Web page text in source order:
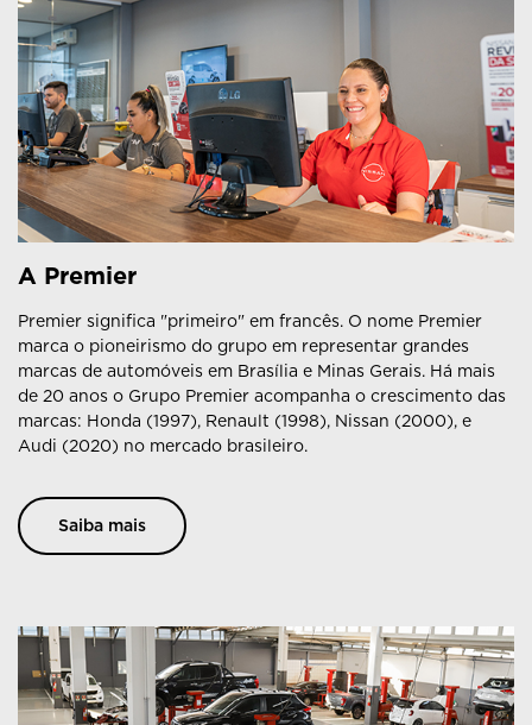
A Premier
Premier significa "primeiro" em francês. O nome Premier
marca o pioneirismo do grupo em representar grandes
marcas de automóveis em Brasília e Minas Gerais. Há mais
de 20 anos o Grupo Premier acompanha o crescimento das
marcas: Honda (1997), Renault (1998), Nissan (2000), e
Audi (2020) no mercado brasileiro.
Saiba mais